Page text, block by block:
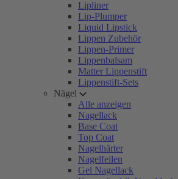
Lipliner
Lip-Plumper
Liquid Lipstick
Lippen Zubehör
Lippen-Primer
Lippenbalsam
Matter Lippenstift
Lippenstift-Sets
Nägel
Alle anzeigen
Nagellack
Base Coat
Top Coat
Nagelhärter
Nagelfeilen
Gel Nagellack